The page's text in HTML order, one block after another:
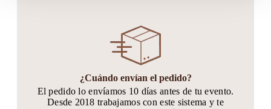
¿Cuándo envían el pedido?
El pedido lo envíamos 10 días antes de tu evento.
Desde 2018 trabajamos con este sistema y te